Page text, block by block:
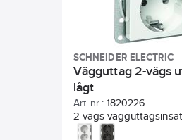
SCHNEIDER ELECTRIC
Vägguttag 2-vägs
lågt
Art. nr.: 1820226
2-vägs
insats, bygghöjd ut